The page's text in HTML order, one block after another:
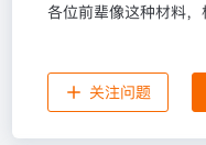
各位前辈像这种材料
关注问题